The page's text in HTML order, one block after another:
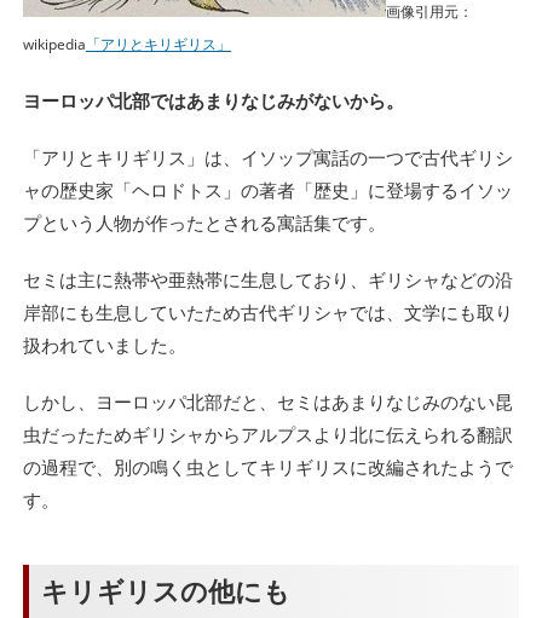
画像引用元：
wikipedia 「アリとキリギリス」
ヨーロッパ北部ではあまりなじみがないから。
「アリとキリギリス」は、イソップ寓話の一つで古代ギリシ
ャの歴史家「ヘロドトス」の著者「歴史」に登場するイソッ
プという人物が作ったとされる寓話集です。
セミは主に熱帯や亜熱帯に生息しており、ギリシャなどの沿
岸部にも生息していたため古代ギリシャでは、文学にも取り
扱われていました。
しかし、ヨーロッパ北部だと、セミはあまりなじみのない昆
虫だったためギリシャからアルプスより北に伝えられる翻訳
の過程で、別の鳴く虫としてキリギリスに改編されたようで
す。
キリギリスの他にも